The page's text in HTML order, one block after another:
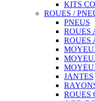
KITS
ROUES /
PNEUS
ROUES
ROUES
JANTES
ROUES